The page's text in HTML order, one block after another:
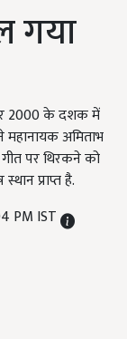
गया
2000 के दशक में
महानायक अमिताभ
पर थिरकने को
प्राप्त है.
PM IST